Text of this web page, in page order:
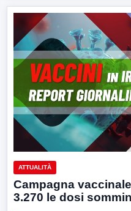
ATTUALITÀ
Campagna
3.270 le dosi